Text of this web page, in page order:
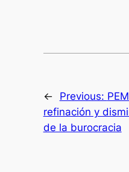
← Previous:
refinación y
de la burocracia